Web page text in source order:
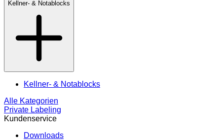
Kellner- & Notablocks
Kellner- & Notablocks
Alle Kategorien
Private Labeling
Kundenservice
Downloads